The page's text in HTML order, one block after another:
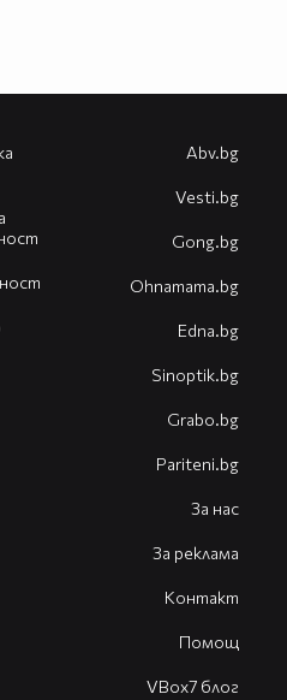
Abv.bg
Vesti.bg
Gong.bg
Оhnamama.bg
Edna.bg
Sinoptik.bg
Grabo.bg
Pariteni.bg
За нас
За реклама
Контакт
Помощ
VBox7 блог